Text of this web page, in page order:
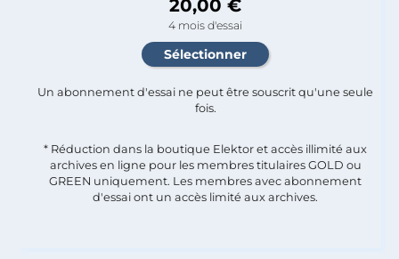
20,00 €
4 mois d'essai
Un abonnement d'essai ne peut être souscrit qu'une seule
fois.​
* Réduction dans la boutique Elektor et accès illimité aux
archives en ligne pour les membres titulaires GOLD ou
GREEN uniquement. Les membres avec abonnement
d'essai ont un accès limité aux archives.